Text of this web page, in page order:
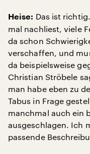
Heise: Das ist
mal nachliest, viele
da schon
verschaffen, und
da beispielsweise
Christian Ströbele
man habe eben zu
Tabus in Frage
manchmal auch ein
ausgeschlagen. Ich
passende